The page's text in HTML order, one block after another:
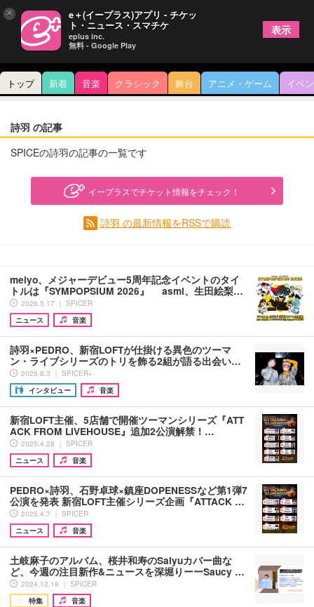
トップ 新着 音楽 クラシック 舞台 アニメ・ゲーム イベ
詩羽 の記事
SPICEの詩羽の記事の一覧です
イープラスでチケット情報をチェック！
詩羽 の最新情報をRSSで購読
meiyo、メジャーデビュー5周年記念イベントのタイ
トルは『SYMPOPSIUM 2026』 asmi、生田絵梨…
2026.5.17 ｜ SPICER
ニュース
音楽
詩羽×PEDRO、新宿LOFTが仕掛ける異色のツーマ
ン・ライブシリーズのトリを飾る2組が語る出会い…
2025.6.3 ｜ SPICER+
インタビュー
音楽
新宿LOFT主催、5店舗で開催ツーマンシリーズ『ATT
ACK FROM LIVEHOUSE』追加2公演解禁！…
2025.4.28 ｜ SPICER
ニュース
音楽
PEDRO×詩羽、石野卓球×鎮座DOPENESSなど第1弾7
公演を発表 新宿LOFT主催シリーズ企画『ATTACK …
2025.4.7 ｜ SPICER
ニュース
音楽
土岐麻子のアルバム、桜井和寿のSalyuカバー曲な
ど、今週の注目新作&ニュースを深堀りーーSaucy …
2024.12.18 ｜ SPICER
特集
音楽
× e＋(イープラス)アプリ - チケッ
ト・ニュース・スマチケ
eplus inc.
無料 - Google Play
表示